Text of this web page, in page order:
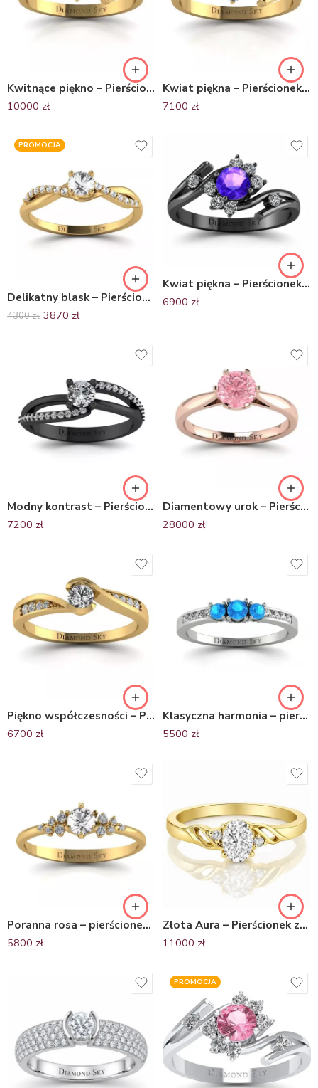
Kwitnące piękno – Pierścionek zaręczynowy z brylantami, żółte złoto, SI1/H
10000 zł
Kwiat piękna – Pierścionek zaręczynowy Diamond Sky, żółte złoto, szmaragd, diamenty
7100 zł
PROMOCJA
Delikatny blask – Pierścionek zaręczynowy z żółtego złota próby 585 z białymi szafirami
4300zł 3870 zł
Kwiat piękna – Pierścionek zaręczynowy Diamond Sky, czarne złoto, tanzanit z diamentami
6900 zł
Modny kontrast – Pierścionek zaręczynowy z czarnego złota z brylantami
7200 zł
Diamentowy urok – Pierścionek zaręczynowy, różowe złoto 750, różowy brylant
28000 zł
Piękno współczesności – Pierścionek zaręczynowy z żółtego złota z brylantami
6700 zł
Klasyczna harmonia – pierścionek zaręczynowy, białe złoto z topazami i diamentami
5500 zł
Poranna rosa – pierścionek zaręczynowy, żółte złoto z białym szafirem i diamentami
5800 zł
Złota Aura – Pierścionek zaręczynowy, żółte złoto, diamenty
11000 zł
PROMOCJA